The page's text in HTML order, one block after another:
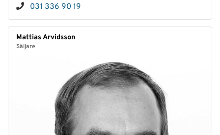
031 336 90 19
Mattias Arvidsson
Säljare